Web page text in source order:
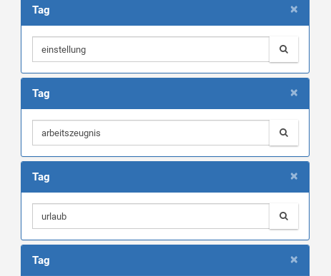
×
Tag
×
Tag
×
Tag
×
Tag